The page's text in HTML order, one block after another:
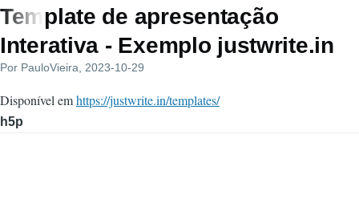
estrutural
Template de apresentação
Interativa - Exemplo justwrite.in
Por PauloVieira , 2023-10-29
Disponível emhttps://justwrite.in/templates/
h5p